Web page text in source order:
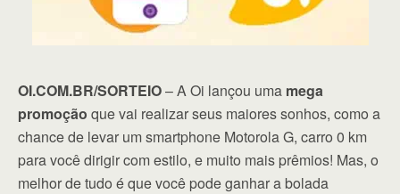
OI.COM.BR/SORTEIO– A Oi lançou uma mega
promoção que vai realizar seus maiores sonhos, como a
chance de levar um smartphone Motorola G, carro 0 km
para você dirigir com estilo, e muito mais prêmios! Mas, o
melhor de tudo é que você pode ganhar a bolada